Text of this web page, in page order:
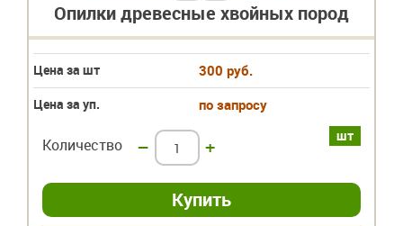
Опилки древесные хвойных пород
Цена за шт 300 руб.
Цена за уп. по запросу
шт
Количество – +